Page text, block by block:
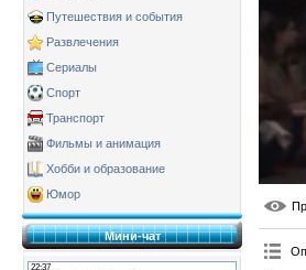
Путешествия и события
Развлечения
Сериалы
Спорт
Транспорт
Фильмы и анимация
Хобби и образование
Юмор
Мини-чат